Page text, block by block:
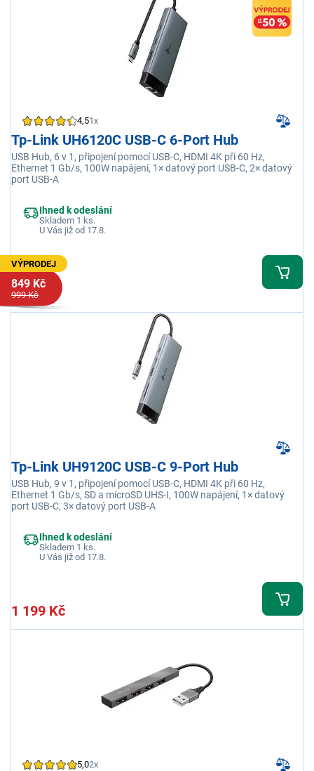
4,51x
Tp-Link UH6120C USB-C 6-Port Hub
USB Hub, 6 v 1, připojení pomocí USB-C, HDMI 4K při 60 Hz,
Ethernet 1 Gb/s, 100W napájení, 1× datový port USB-C, 2× datový
port USB-A
Ihned k odeslání
Skladem 1 ks.
U Vás již od 17.8.
VÝPRODEJ
849 Kč
999 Kč
Tp-Link UH9120C USB-C 9-Port Hub
USB Hub, 9 v 1, připojení pomocí USB-C, HDMI 4K při 60 Hz,
Ethernet 1 Gb/s, SD a microSD UHS-I, 100W napájení, 1× datový
port USB-C, 3× datový port USB-A
Ihned k odeslání
Skladem 1 ks.
U Vás již od 17.8.
1 199 Kč
5,02x